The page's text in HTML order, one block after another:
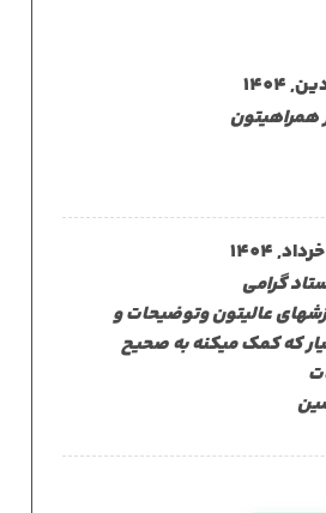
همراهیتون
گرامی
عالیتون وتوضیحات و
که کمک میکنه به صحیح